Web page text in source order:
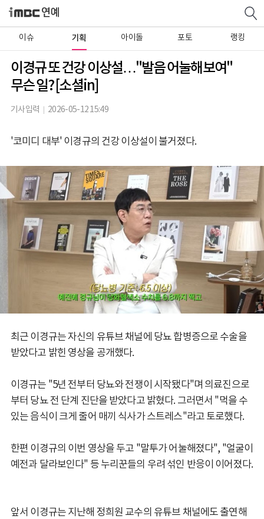
이슈 기획 아이돌 포토 랭킹
이경규 또 건강 이상설…"발음 어눌해보여"
무슨 일? [소셜in]
기사입력 2026-05-12 15:49
'코미디 대부' 이경규의 건강 이상설이 불거졌다.
최근 이경규는 자신의 유튜브 채널에 당뇨 합병증으로 수술을
받았다고 밝힌 영상을 공개했다.
이경규는 "5년 전부터 당뇨와 전쟁이 시작됐다"며 의료진으로
부터 당뇨 전 단계 진단을 받았다고 밝혔다. 그러면서 "먹을 수
있는 음식이 크게 줄어 매끼 식사가 스트레스"라고 토로했다.
한편 이경규의 이번 영상을 두고 "말투가 어눌해졌다", "얼굴이
예전과 달라보인다" 등 누리꾼들의 우려 섞인 반응이 이어졌다.
앞서 이경규는 지난해 정희원 교수의 유튜브 채널에도 출연해